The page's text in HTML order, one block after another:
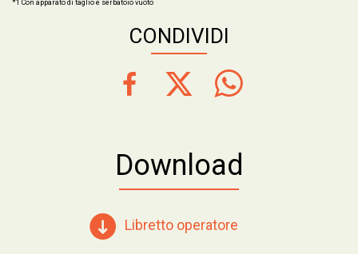
*1 Con apparato di taglio e serbatoio vuoto
CONDIVIDI
Download
Libretto operatore